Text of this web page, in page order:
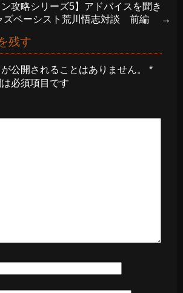
ン攻略シリーズ5】アドバイスを聞き
ズベーシスト荒川悟志対談 前編
→
残す
公開されることはありません。
*
必須項目です